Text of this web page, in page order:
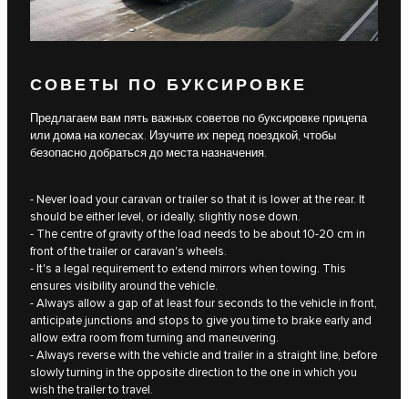
СОВЕТЫ ПО БУКСИРОВКЕ
Предлагаем вам пять важных советов по буксировке прицепа
или дома на колесах. Изучите их перед поездкой, чтобы
безопасно добраться до места назначения.
- Never load your caravan or trailer so that it is lower at the rear. It
should be either level, or ideally, slightly nose down.
- The centre of gravity of the load needs to be about 10‑20 cm in
front of the trailer or caravan's wheels.
- It's a legal requirement to extend mirrors when towing. This
ensures visibility around the vehicle.
- Always allow a gap of at least four seconds to the vehicle in front,
anticipate junctions and stops to give you time to brake early and
allow extra room from turning and maneuvering.
- Always reverse with the vehicle and trailer in a straight line, before
slowly turning in the opposite direction to the one in which you
wish the trailer to travel.